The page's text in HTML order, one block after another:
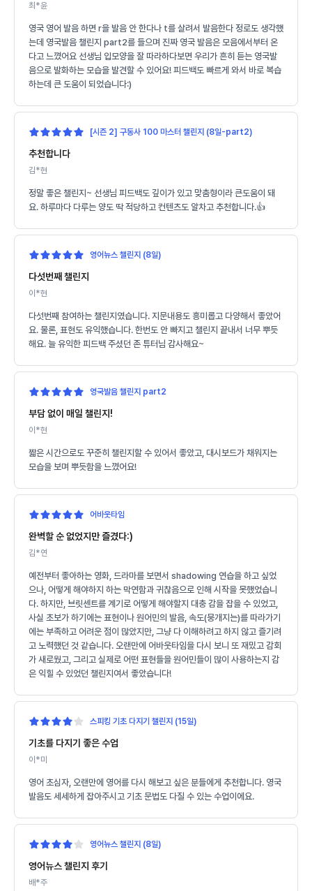
최*윤
영국 영어 발음 하면 r을 발음 안 한다나 t를 살려서 발음한다 정로도 생각했
는데 영국발음 챌린지 part2를 들으며 진짜 영국 발음은 모음에서부터 온
다고 느꼈어요 선생님 입모양을 잘 따라하다보면 우리가 흔히 듣는 영국발
음으로 발화하는 모습을 발견할 수 있어요! 피드백도 빠르게 와서 바로 복습
하는데 큰 도움이 되었습니다:)
[시즌 2] 구동사 100 마스터 챌린지 (8일-part2)
추천합니다
김*현
정말 좋은 챌린지~ 선생님 피드백도 깊이가 있고 맞춤형이라 큰도움이 돼
요. 하루마다 다루는 양도 딱 적당하고 컨텐츠도 알차고 추천합니다.👍
영어뉴스 챌린지 (8일)
다섯번째 챌린지
이*현
다섯번째 참여하는 챌린지였습니다. 지문내용도 흥미롭고 다양해서 좋았어
요. 물론, 표현도 유익했습니다. 한번도 안 빠지고 챌린지 끝내서 너무 뿌듯
해요. 늘 유익한 피드백 주셨던 존 튜터님 감사해요~
영국발음 챌린지 part2
부담 없이 매일 챌린지!
이*현
짧은 시간으로도 꾸준히 챌린지할 수 있어서 좋았고, 대시보드가 채워지는
모습을 보며 뿌듯함을 느꼈어요!
어바웃타임
완벽할 순 없었지만 즐겼다:)
김*연
예전부터 좋아하는 영화, 드라마를 보면서 shadowing 연습을 하고 싶었
으나, 어떻게 해야하지 하는 막연함과 귀찮음으로 인해 시작을 못했었습니
다. 하지만, 브릿센트를 계기로 어떻게 해야할지 대충 감을 잡을 수 있었고,
사실 초보가 하기에는 표현이나 원어민의 발음, 속도(뭉개지는)를 따라가기
에는 부족하고 어려운 점이 많았지만, 그냥 다 이해하려고 하지 않고 즐기려
고 노력했던 것 같습니다. 오랜만에 어바웃타임을 다시 보니 또 재밌고 감회
가 새로웠고, 그리고 실제로 어떤 표현들을 원어민들이 많이 사용하는지 감
은 익힐 수 있었던 챌린지여서 좋았습니다!
스피킹 기초 다지기 챌린지 (15일)
기초를 다지기 좋은 수업
이*미
영어 초심자, 오랜만에 영어를 다시 해보고 싶은 분들에게 추천합니다. 영국
발음도 세세하게 잡아주시고 기초 문법도 다질 수 있는 수업이에요.
영어뉴스 챌린지 (8일)
영어뉴스 챌린지 후기
배*주